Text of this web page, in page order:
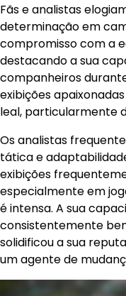
Fãs e analistas
determinação em
compromisso com a
destacando a sua
companheiros
exibições
leal, particularmente
Os analistas
tática e
exibições
especialmente em
é intensa. A sua
consistentemente
solidificou a sua
um agente de